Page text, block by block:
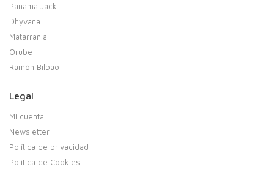
Panama Jack
Dhyvana
Matarrania
Orube
Ramón Bilbao
Legal
Mi cuenta
Newsletter
Política de privacidad
Política de Cookies